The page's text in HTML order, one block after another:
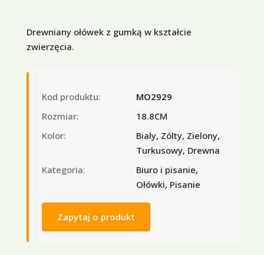
Drewniany ołówek z gumką w kształcie
zwierzęcia.
Kod produktu:
MO2929
Rozmiar:
18.8CM
Kolor:
Bialy, Zólty, Zielony,
Turkusowy, Drewna
Kategoria:
Biuro i pisanie,
Ołówki, Pisanie
Zapytaj o produkt